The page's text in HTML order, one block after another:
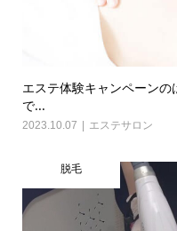
エステ体験キャンペーンの
で...
2023.10.07 エステサロン
脱毛